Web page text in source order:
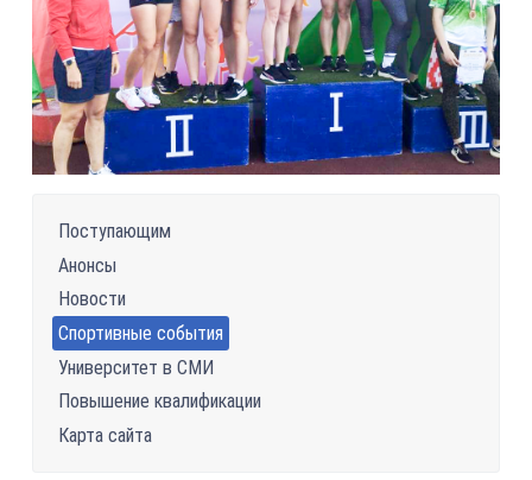
Поступающим
Анонсы
Новости
Спортивные события
Университет в СМИ
Повышение квалификации
Карта сайта